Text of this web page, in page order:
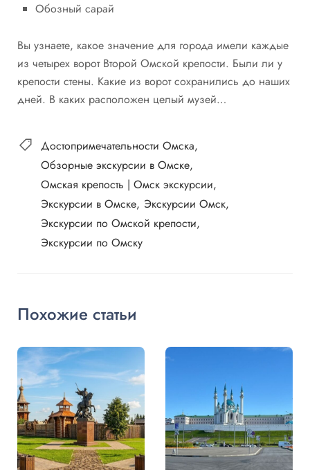
Обозный сарай
Вы узнаете, какое значение для города имели каждые
из четырех ворот Второй Омской крепости. Были ли у
крепости стены. Какие из ворот сохранились до наших
дней. В каких расположен целый музей…
Достопримечательности Омска
Обзорные экскурсии в Омске
Омская крепость | Омск экскурсии
Экскурсии в Омске Экскурсии Омск
Экскурсии по Омской крепости
Экскурсии по Омску
Похожие статьи